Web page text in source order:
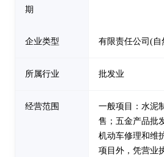
期
企业类型 有限责任公司(自
所属行业 批发业
经营范围
一般项目：水泥
售；五金产品批
机动车修理和维
项目外，凭营业